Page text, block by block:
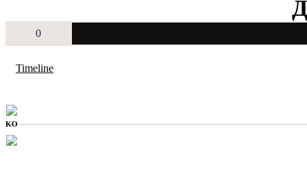
0
Timeline
KO